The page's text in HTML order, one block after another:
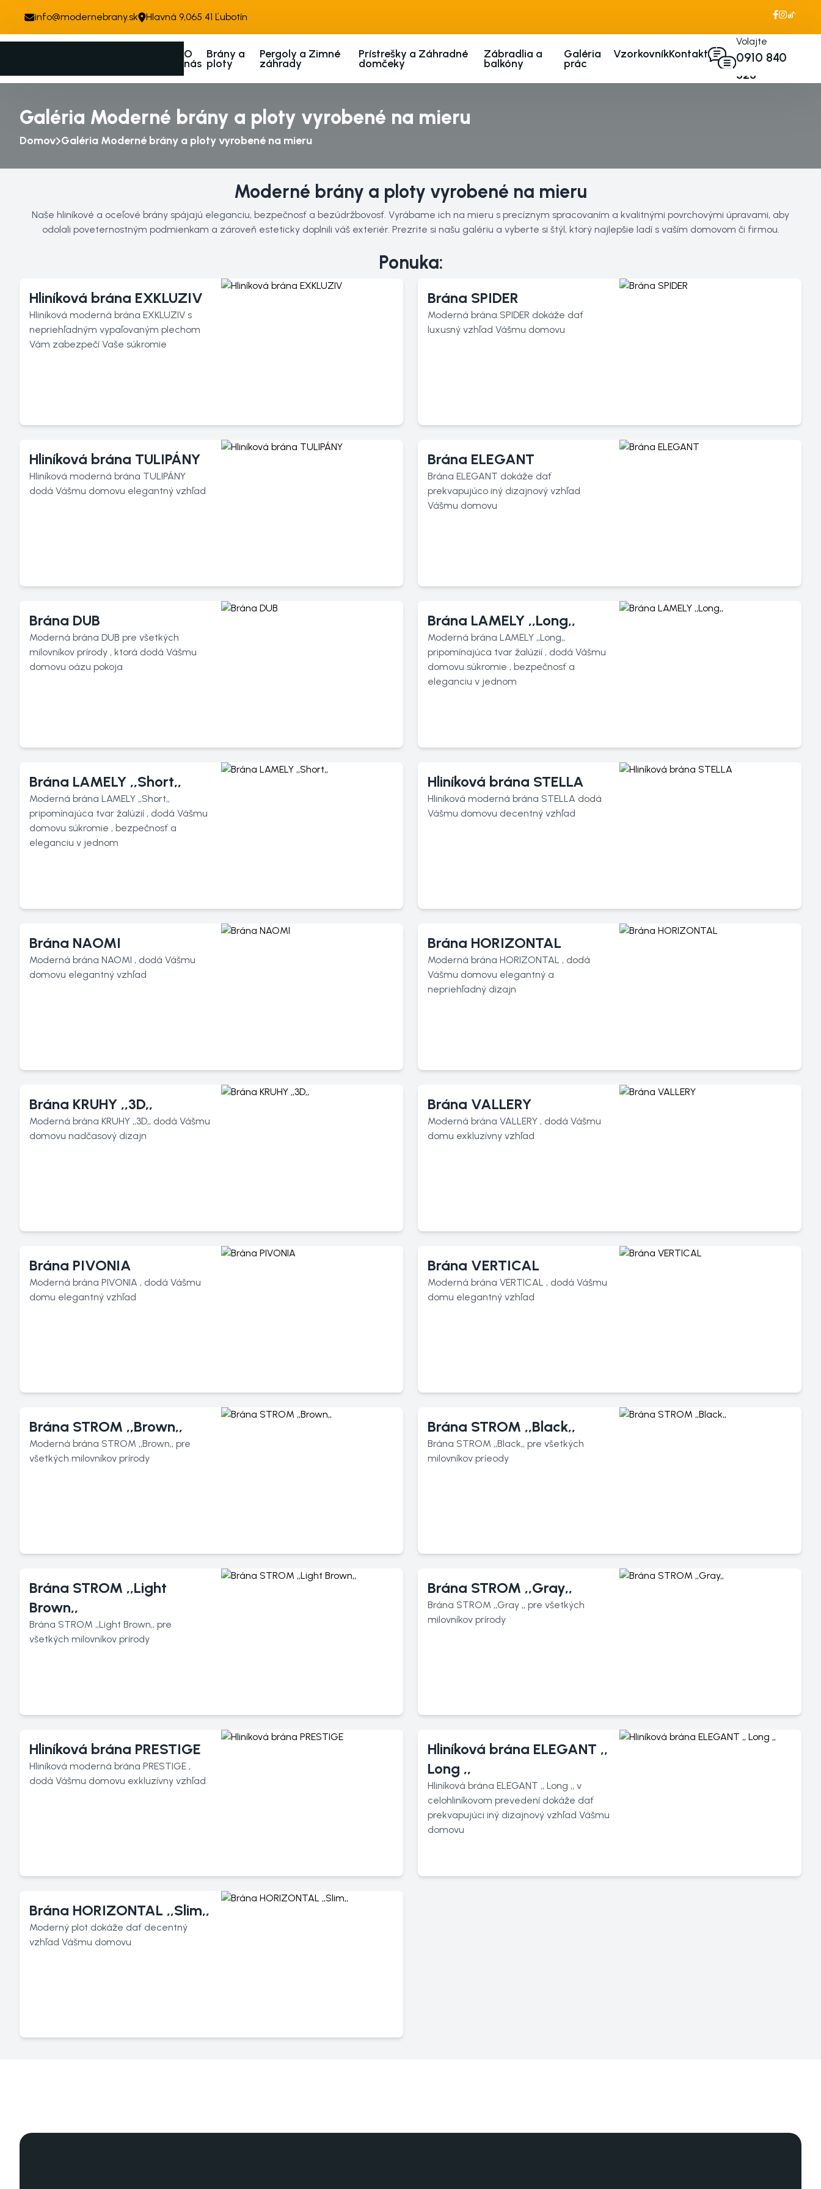
info@modernebrany.sk Hlavná 9,065 41 Ľubotín
O
nás
Brány a
ploty
Pergoly a Zimné
záhrady
Prístrešky a Záhradné
domčeky
Zábradlia a
balkóny
Galéria
prác
VzorkovníkKontakt
Volajte
0910 840
325
Galéria Moderné brány a ploty vyrobené na mieru
Domov Galéria Moderné brány a ploty vyrobené na mieru
Moderné brány a ploty vyrobené na mieru
Naše hliníkové a oceľové brány spájajú eleganciu, bezpečnosť a bezúdržbovosť. Vyrábame ich na mieru s precíznym spracovaním a kvalitnými povrchovými úpravami, aby
odolali poveternostným podmienkam a zároveň esteticky doplnili váš exteriér. Prezrite si našu galériu a vyberte si štýl, ktorý najlepšie ladí s vaším domovom či firmou.
Ponuka:
Hliníková brána EXKLUZIV
Hliníková moderná brána EXKLUZIV s
nepriehľadným vypaľovaným plechom
Vám zabezpečí Vaše súkromie
Brána SPIDER
Moderná brána SPIDER dokáže dať
luxusný vzhľad Vášmu domovu
Hliníková brána TULIPÁNY
Hliníková moderná brána TULIPÁNY
dodá Vášmu domovu elegantný vzhľad
Brána ELEGANT
Brána ELEGANT dokáže dať
prekvapujúco iný dizajnový vzhľad
Vášmu domovu
Brána DUB
Moderná brána DUB pre všetkých
milovníkov prírody , ktorá dodá Vášmu
domovu oázu pokoja
Brána LAMELY ,,Long,,
Moderná brána LAMELY ,,Long,,
pripomínajúca tvar žalúzií , dodá Vášmu
domovu súkromie , bezpečnosť a
eleganciu v jednom
Brána LAMELY ,,Short,,
Moderná brána LAMELY ,,Short,,
pripomínajúca tvar žalúzií , dodá Vášmu
domovu súkromie , bezpečnosť a
eleganciu v jednom
Hliníková brána STELLA
Hliníková moderná brána STELLA dodá
Vášmu domovu decentný vzhľad
Brána NAOMI
Moderná brána NAOMI , dodá Vášmu
domovu elegantný vzhľad
Brána HORIZONTAL
Moderná brána HORIZONTAL , dodá
Vášmu domovu elegantný a
nepriehľadný dizajn
Brána KRUHY ,,3D,,
Moderná brána KRUHY ,,3D,, dodá Vášmu
domovu nadčasový dizajn
Brána VALLERY
Moderná brána VALLERY , dodá Vášmu
domu exkluzívny vzhľad
Brána PIVONIA
Moderná brána PIVONIA , dodá Vášmu
domu elegantný vzhľad
Brána VERTICAL
Moderná brána VERTICAL , dodá Vášmu
domu elegantný vzhľad
Brána STROM ,,Brown,,
Moderná brána STROM ,,Brown,, pre
všetkých milovníkov prírody
Brána STROM ,,Black,,
Brána STROM ,,Black,, pre všetkých
milovníkov príeody
Brána STROM ,,Light
Brown,,
Brána STROM ,,Light Brown,, pre
všetkých milovníkov prírody
Brána STROM ,,Gray,,
Brána STROM ,,Gray ,, pre všetkých
milovníkov prírody
Hliníková brána PRESTIGE
Hliníková moderná brána PRESTIGE ,
dodá Vášmu domovu exkluzívny vzhľad
Hliníková brána ELEGANT ,,
Long ,,
Hliníková brána ELEGANT ,, Long ,, v
celohliníkovom prevedení dokáže dať
prekvapujúci iný dizajnový vzhľad Vášmu
domovu
Brána HORIZONTAL ,,Slim,,
Moderný plot dokáže dať decentný
vzhľad Vášmu domovu